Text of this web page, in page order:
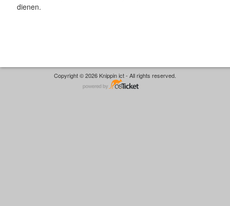
dienen.
Copyright © 2026 Knippin ict - All rights reserved.